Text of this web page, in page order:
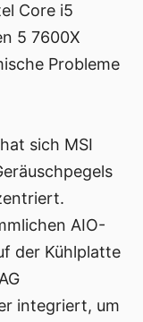
Core i5
5 7600X
Probleme
sich MSI
AIO-
der Kühlplatte
integriert, um